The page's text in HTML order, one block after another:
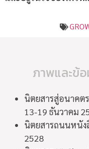
ภาพและข้
นิตยสารสู่อนาคต
13-19 ธันวาคม
นิตยสารถนนหนัง
2528